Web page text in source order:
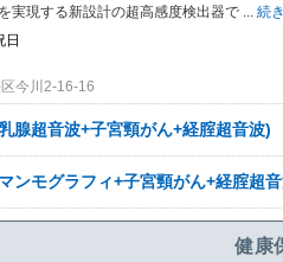
実現する新設計の超高感度検出器で ... 続
日
今川2-16-16
腺超音波+子宮頸がん+経腟超音波)
ンモグラフィ+子宮頸がん+経腟超
健康